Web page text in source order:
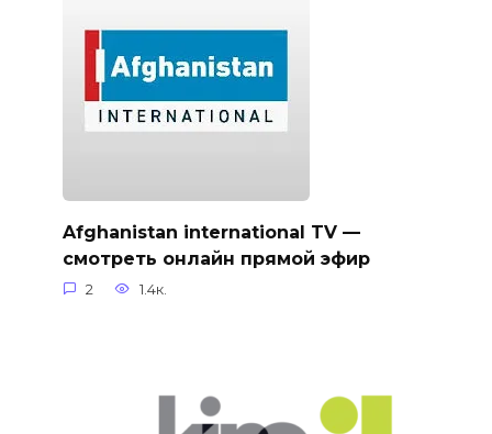
Afghanistan international TV —
смотреть онлайн прямой эфир
2 1.4к.